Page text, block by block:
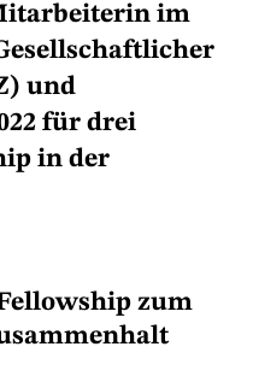
im
und
für drei
in der
zum